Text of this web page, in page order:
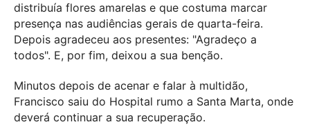
distribuía flores amarelas e que costuma marcar
presença nas audiências gerais de quarta-feira.
Depois agradeceu aos presentes: "Agradeço a
todos". E, por fim, deixou a sua benção.
Minutos depois de acenar e falar à multidão,
Francisco saiu do Hospital rumo a Santa Marta, onde
deverá continuar a sua recuperação.